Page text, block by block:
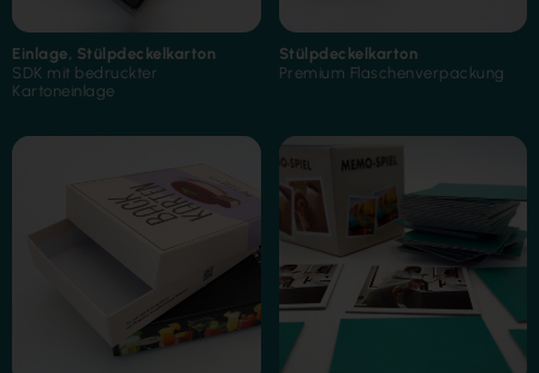
Einlage, Stülpdeckelkarton
SDK mit bedruckter
Kartoneinlage
Stülpdeckelkarton
Premium Flaschenverpackung